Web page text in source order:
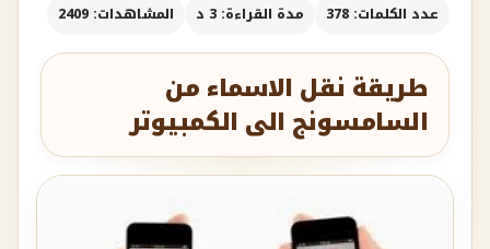
عدد الكلمات: 378
مدة القراءة: 3 د المشاهدات: 2409
طريقة نقل الاسماء من
السامسونج الى الكمبيوتر